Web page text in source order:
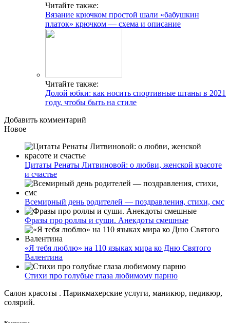
Читайте также:
Вязание крючком простой шали «бабушкин
платок» крючком — схема и описание
Читайте также:
Долой юбки: как носить спортивные штаны в 2021
году, чтобы быть на стиле
Добавить комментарий
Новое
Цитаты Ренаты Литвиновой: о любви, женской красоте
и счастье
Всемирный день родителей — поздравления, стихи, смс
Фразы про роллы и суши. Анекдоты смешные
«Я тебя люблю» на 110 языках мира ко Дню Святого
Валентина
Стихи про голубые глаза любимому парню
Салон красоты . Парикмахерские услуги, маникюр, педикюр,
солярий.